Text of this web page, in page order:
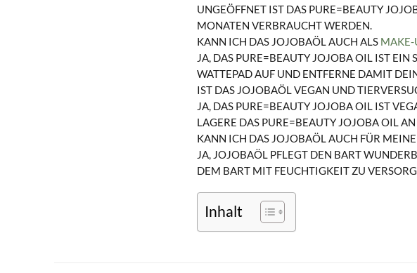
UNGEÖFFNET IST DAS PURE=BEAUTY
MONATEN VERBRAUCHT WERDEN.
KANN ICH DAS JOJOBAÖL AUCH ALS MAKE-
JA, DAS PURE=BEAUTY JOJOBA OIL IST EIN
WATTEPAD AUF UND ENTFERNE DAMIT
IST DAS JOJOBAÖL VEGAN UND
JA, DAS PURE=BEAUTY JOJOBA OIL IST
LAGERE DAS PURE=BEAUTY JOJOBA OIL
KANN ICH DAS JOJOBAÖL AUCH FÜR
JA, JOJOBAÖL PFLEGT DEN BART
DEM BART MIT FEUCHTIGKEIT ZU
Inhalt